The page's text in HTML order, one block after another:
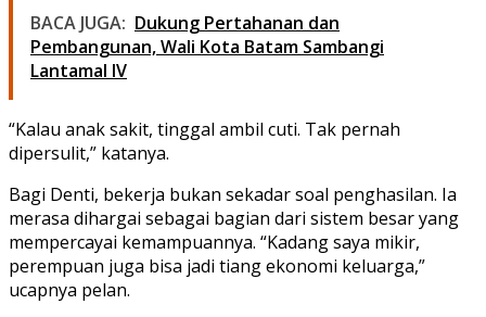
BACA JUGA: Dukung Pertahanan dan
Pembangunan, Wali Kota Batam Sambangi
Lantamal IV
“Kalau anak sakit, tinggal ambil cuti. Tak pernah
dipersulit,” katanya.
Bagi Denti, bekerja bukan sekadar soal penghasilan. Ia
merasa dihargai sebagai bagian dari sistem besar yang
mempercayai kemampuannya. “Kadang saya mikir,
perempuan juga bisa jadi tiang ekonomi keluarga,”
ucapnya pelan.